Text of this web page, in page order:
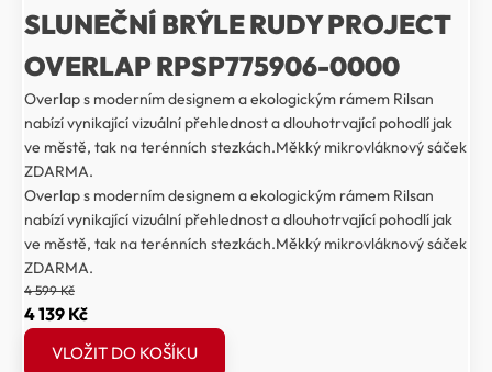
SLUNEČNÍ BRÝLE RUDY PROJECT
OVERLAP RPSP775906-0000
Overlap s moderním designem a ekologickým rámem Rilsan
nabízí vynikající vizuální přehlednost a dlouhotrvající pohodlí jak
ve městě, tak na terénních stezkách.Měkký mikrovláknový sáček
ZDARMA.
Overlap s moderním designem a ekologickým rámem Rilsan
nabízí vynikající vizuální přehlednost a dlouhotrvající pohodlí jak
ve městě, tak na terénních stezkách.Měkký mikrovláknový sáček
ZDARMA.
4 599Kč
Původní
cena
byla:
4 139 KčAktuální
cena
VLOŽIT DO KOŠÍKU